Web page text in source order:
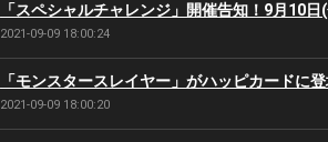
「スペシャルチャレンジ」開催告知！9月10
2021-09-09 18:00:24
「モンスタースレイヤー」がハッピカードに
2021-09-09 18:00:20